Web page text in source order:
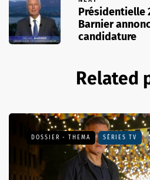
Présidentielle
Barnier
candidature
Related
DOSSIER - THEMA SÉRIES TV